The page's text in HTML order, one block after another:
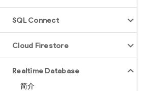
SQL Connect
Cloud Firestore
Realtime Database
简介